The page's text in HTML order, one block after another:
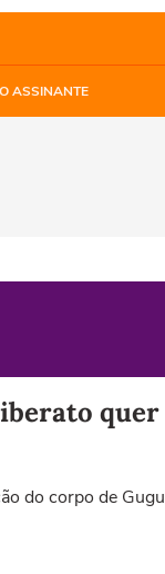
ASSINANTE
do corpo de